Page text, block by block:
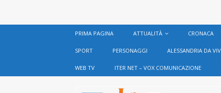
PRIMA PAGINA ATTUALITÀ CRONACA
SPORT PERSONAGGI ALESSANDRIA DA
WEB TV ITER NET – VOX COMUNICAZIONE